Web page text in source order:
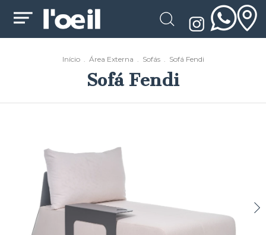
Início . Área Externa . Sofás . Sofá Fendi
Sofá Fendi